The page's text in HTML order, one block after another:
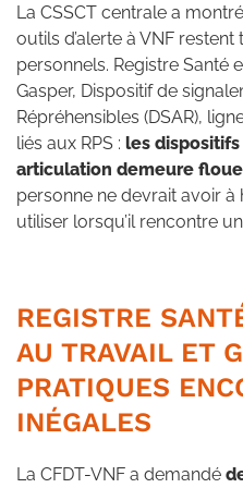
La CSSCT centrale a
outils d’alerte à VNF
personnels. Registre Santé
Gasper, Dispositif de
Répréhensibles (DSAR),
liés aux RPS : les
articulation demeure
personne ne devrait avoir à
utiliser lorsqu’il rencontre
REGISTRE
AU TRAVAIL ET
PRATIQUES
INÉGALES
La CFDT-VNF a demandé